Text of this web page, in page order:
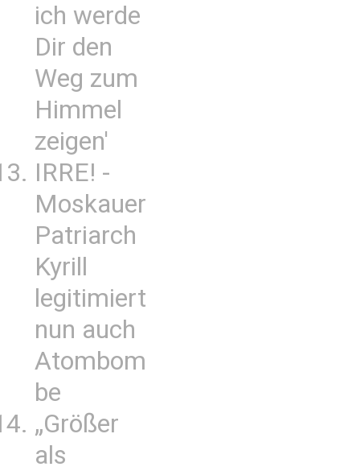
ich werde
Dir den
Weg zum
Himmel
zeigen'
IRRE! -
Moskauer
Patriarch
Kyrill
legitimiert
nun auch
Atombom
be
„Größer
als